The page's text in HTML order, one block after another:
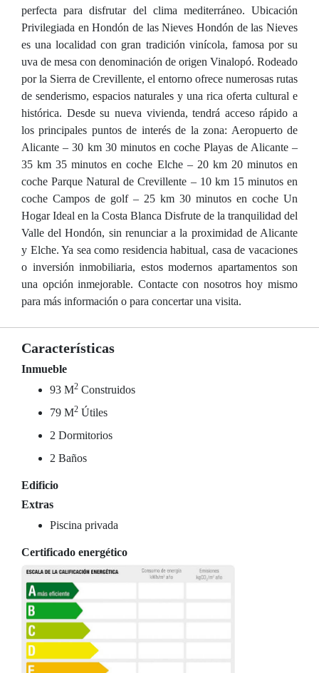
perfecta para disfrutar del clima mediterráneo. Ubicación
Privilegiada en Hondón de las Nieves Hondón de las Nieves
es una localidad con gran tradición vinícola, famosa por su
uva de mesa con denominación de origen Vinalopó. Rodeado
por la Sierra de Crevillente, el entorno ofrece numerosas rutas
de senderismo, espacios naturales y una rica oferta cultural e
histórica. Desde su nueva vivienda, tendrá acceso rápido a
los principales puntos de interés de la zona: Aeropuerto de
Alicante – 30 km 30 minutos en coche Playas de Alicante –
35 km 35 minutos en coche Elche – 20 km 20 minutos en
coche Parque Natural de Crevillente – 10 km 15 minutos en
coche Campos de golf – 25 km 30 minutos en coche Un
Hogar Ideal en la Costa Blanca Disfrute de la tranquilidad del
Valle del Hondón, sin renunciar a la proximidad de Alicante
y Elche. Ya sea como residencia habitual, casa de vacaciones
o inversión inmobiliaria, estos modernos apartamentos son
una opción inmejorable. Contacte con nosotros hoy mismo
para más información o para concertar una visita.
Características
Inmueble
93 M2 Construidos
79 M2 Útiles
2 Dormitorios
2 Baños
Edificio
Extras
Piscina privada
Certificado energético